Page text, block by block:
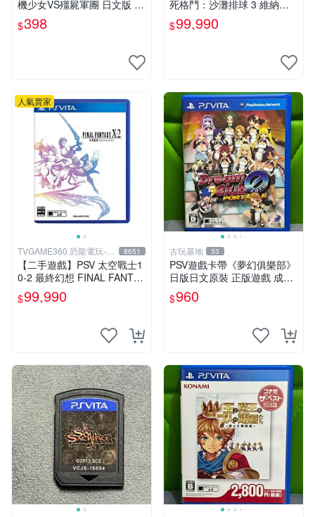
機少女VS殭屍軍團 日文版 再
生工場 01
$398
死格鬥：沙灘排球 3 維納斯
中文版【台中恐龍電玩】
$99,990
人氣賣家
TVGAME360 恐龍電玩-台
中店
8651
【二手遊戲】PSV 太空戰士1
0-2 最終幻想 FINAL FANTAS
Y 10 X-2 FF 中文版 【台中恐
龍電玩】
$99,990
古玩基地 33
PSV遊戲卡帶《夢幻俱樂部》
日版日文原裝 正版遊戲 成色
如圖實況保真 PSV遊戲 日版
PS 測試無誤 美品保證
$960